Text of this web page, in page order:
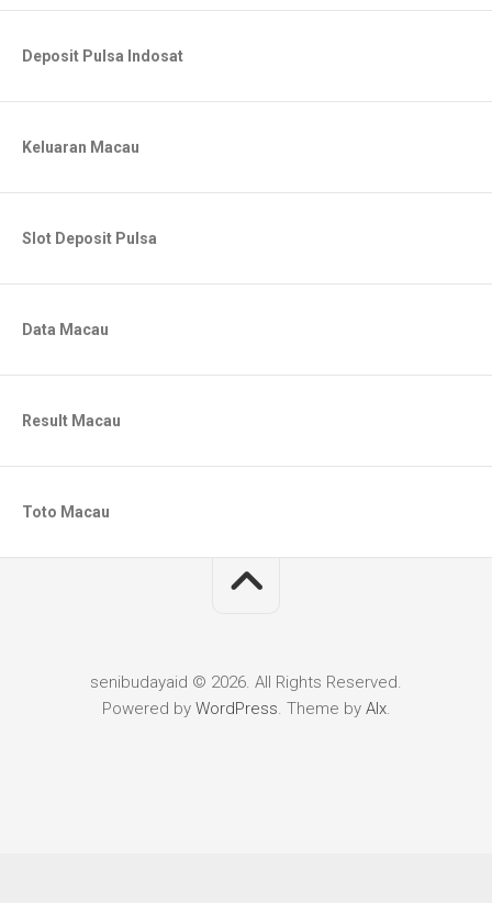
Deposit Pulsa Indosat
Keluaran Macau
Slot Deposit Pulsa
Data Macau
Result Macau
Toto Macau
senibudayaid © 2026. All Rights Reserved.
Powered by WordPress. Theme by Alx.